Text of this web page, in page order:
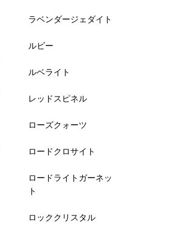
ラベンダージェダイト
ルビー
ルベライト
レッドスピネル
ローズクォーツ
ロードクロサイト
ロードライトガーネッ
ト
ロッククリスタル